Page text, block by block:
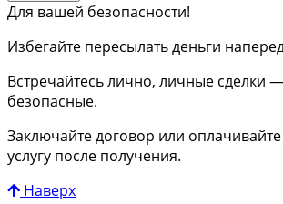
Для вашей безопасности!
Избегайте пересылать деньги
Встречайтесь лично, личные сделки
безопасные.
Заключайте договор или
услугу после получения.
Наверх